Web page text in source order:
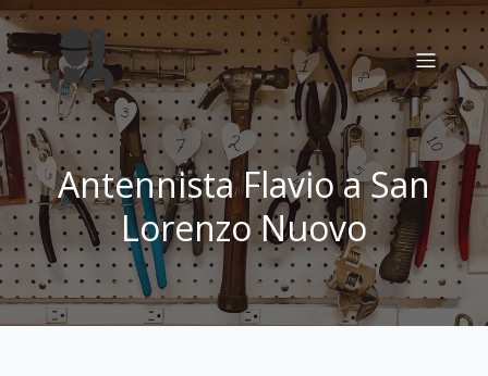
Antennista Flavio a San
Lorenzo Nuovo